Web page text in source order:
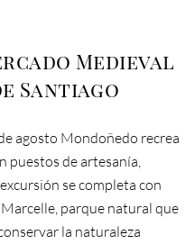
Medieval
Santiago
agosto Mondoñedo recrea
puestos de artesanía,
se completa con
parque natural que
la naturaleza